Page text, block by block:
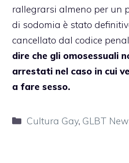
rallegrarsi almeno per un
di sodomia è stato
cancellato dal codice
dire che gli omosessuali
arrestati nel caso in cui
a fare sesso.
Categorie
Cultura Gay, GLBT